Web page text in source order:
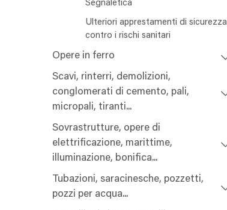
Segnaletica
Ulteriori apprestamenti di sicurezza
contro i rischi sanitari
Opere in ferro
Scavi, rinterri, demolizioni,
conglomerati di cemento, pali,
micropali, tiranti...
Sovrastrutture, opere di
elettrificazione, marittime,
illuminazione, bonifica...
Tubazioni, saracinesche, pozzetti,
pozzi per acqua...